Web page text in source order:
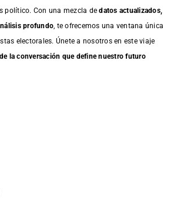
político. Con una mezcla dedatos actualizados,
profundo , te ofrecemos una ventana única
electorales. Únete a nosotros en este viaje
la conversación que define nuestro futuro